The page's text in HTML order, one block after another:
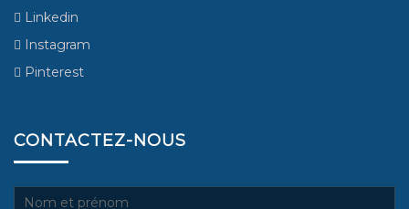
Linkedin
Instagram
Pinterest
CONTACTEZ-NOUS